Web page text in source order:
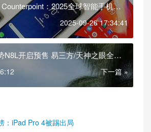
：2025全球智能手机平
美元
2025-09-26 17:34:41
N8L开启预售 易三方/天神之眼全都
下一篇 »
：iPad Pro 4被踢出局